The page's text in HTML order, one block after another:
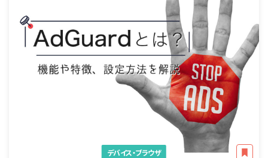
デバイス・ブラウザ